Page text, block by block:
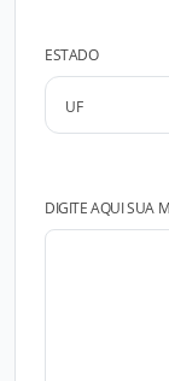
ESTADO
DIGITE AQUI SUA